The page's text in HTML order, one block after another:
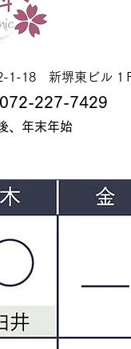
1-18 新堺東ビル 1
227-7429
、年末年始